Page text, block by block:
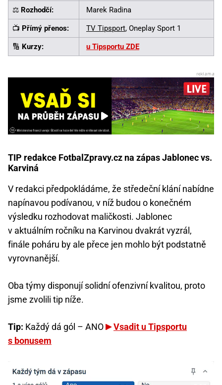
⚖️ Rozhodčí: Marek Radina
📺 Přímý přenos: TV Tipsport, Oneplay Sport 1
🔢 Kurzy: u Tipsportu ZDE
TIP redakce FotbalZpravy.cz na zápas Jablonec vs.
Karviná
V redakci předpokládáme, že středeční klání nabídne
napínavou podívanou, v níž budou o konečném
výsledku rozhodovat maličkosti. Jablonec
v aktuálním ročníku na Karvinou dvakrát vyzrál,
finále poháru by ale přece jen mohlo být podstatně
vyrovnanější.
Oba týmy disponují solidní ofenzivní kvalitou, proto
jsme zvolili tip níže.
Tip: Každý dá gól – ANO
Vsadit u Tipsportu
s bonusem